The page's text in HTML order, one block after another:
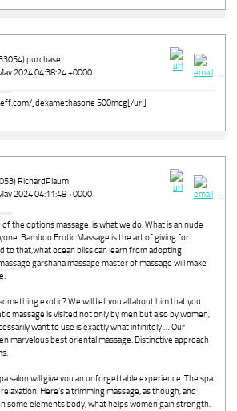
purchase
2024 04:38:24 +0000
]dexamethasone 500mcg[/url]
RichardPlaum
2024 04:11:48 +0000
the options massage, is what we do. What is an nude
Bamboo Erotic Massage is the art of giving for
to that,what ocean bliss can learn from adopting
garshana massage master of massage will make
exotic? We will tell you all about him that you
massage is visited not only by men but also by women,
want to use is exactly what infinitely … Our
marvelous best oriental massage. Distinctive approach
salon will give you an unforgettable experience. The spa
Here's a trimming massage, as though, and
some elements body, what helps women gain strength.